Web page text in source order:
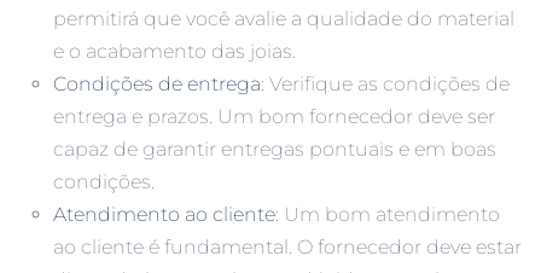
permitirá que você avalie a qualidade do material
e o acabamento das joias.
Condições de entrega: Verifique as condições de
entrega e prazos. Um bom fornecedor deve ser
capaz de garantir entregas pontuais e em boas
condições.
Atendimento ao cliente: Um bom atendimento
ao cliente é fundamental. O fornecedor deve estar